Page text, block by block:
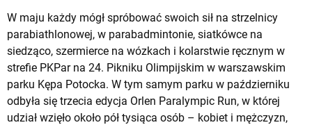
W maju każdy mógł spróbować swoich sił na strzelnicy
parabiathlonowej, w parabadmintonie, siatkówce na
siedząco, szermierce na wózkach i kolarstwie ręcznym w
strefie PKPar na 24. Pikniku Olimpijskim w warszawskim
parku Kępa Potocka. W tym samym parku w październiku
odbyła się trzecia edycja Orlen Paralympic Run, w której
udział wzięło około pół tysiąca osób – kobiet i mężczyzn,